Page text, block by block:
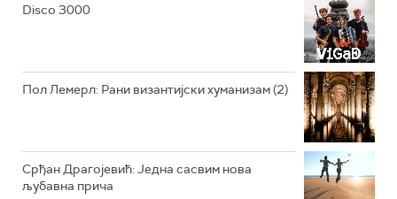
Disco 3000
Пол Лемерл: Рани византијски хуманизам (2)
Срђан Драгојевић: Једна сасвим нова
љубавна прича